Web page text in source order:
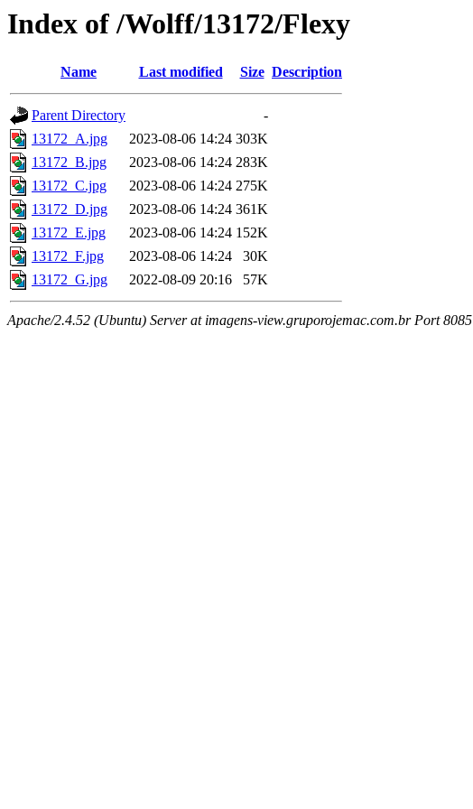
Index of /Wolff/13172/Flexy
Name Last modified Size Description
Parent Directory
-
13172_A.jpg
2023-08-06 14:24 303K
13172_B.jpg
2023-08-06 14:24 283K
13172_C.jpg
2023-08-06 14:24 275K
13172_D.jpg
2023-08-06 14:24 361K
13172_E.jpg
2023-08-06 14:24 152K
13172_F.jpg
2023-08-06 14:24
30K
13172_G.jpg
2022-08-09 20:16 57K
Apache/2.4.52 (Ubuntu) Server at imagens-view.gruporojemac.com.br Port 8085